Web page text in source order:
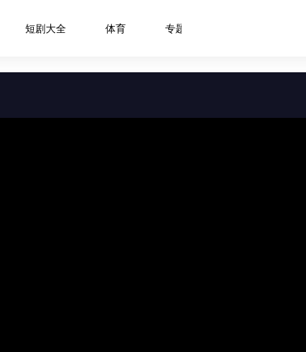
短剧大全 体育 专题